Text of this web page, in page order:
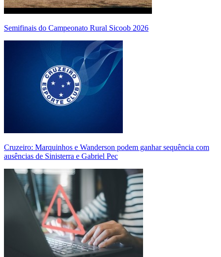
Semifinais do Campeonato Rural Sicoob 2026
Cruzeiro: Marquinhos e Wanderson podem ganhar sequência com
ausências de Sinisterra e Gabriel Pec